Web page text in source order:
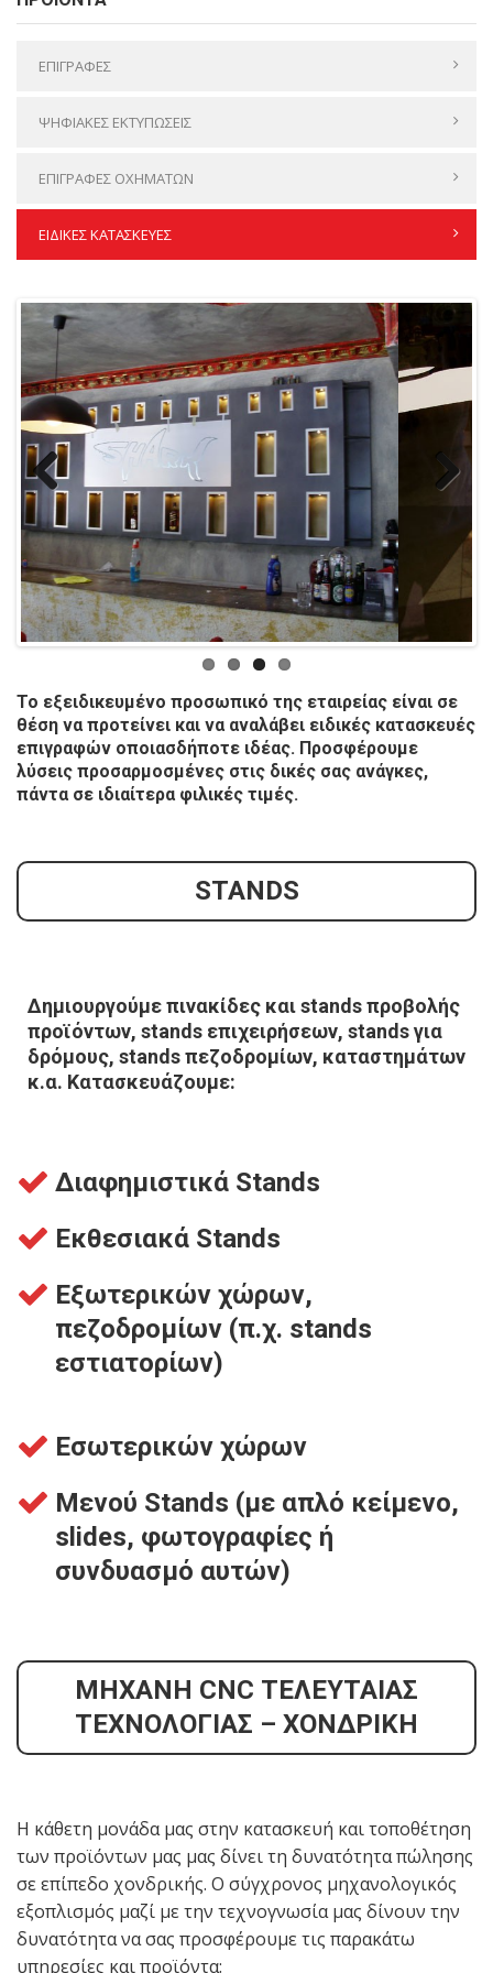
ΕΠΙΓΡΑΦΕΣ
ΨΗΦΙΑΚΕΣ ΕΚΤΥΠΩΣΕΙΣ
ΕΠΙΓΡΑΦΕΣ ΟΧΗΜΑΤΩΝ
ΕΙΔΙΚΕΣ ΚΑΤΑΣΚΕΥΕΣ
Previ
ous
Next
Το εξειδικευμένο προσωπικό της εταιρείας είναι σε
θέση να προτείνει και να αναλάβει ειδικές κατασκευές
επιγραφών οποιασδήποτε ιδέας. Προσφέρουμε
λύσεις προσαρμοσμένες στις δικές σας ανάγκες,
πάντα σε ιδιαίτερα φιλικές τιμές.
STANDS
Δημιουργούμε πινακίδες και stands προβολής
προϊόντων, stands επιχειρήσεων, stands για
δρόμους, stands πεζοδρομίων, καταστημάτων
κ.α. Κατασκευάζουμε:
Διαφημιστικά Stands
Εκθεσιακά Stands
Εξωτερικών χώρων,
πεζοδρομίων (π.χ. stands
εστιατορίων)
Εσωτερικών χώρων
Μενού Stands (με απλό κείμενο,
slides, φωτογραφίες ή
συνδυασμό αυτών)
ΜΗΧΑΝΗ CNC ΤΕΛΕΥΤΑΙΑΣ
ΤΕΧΝΟΛΟΓΙΑΣ – ΧΟΝΔΡΙΚΗ
Η κάθετη μονάδα μας στην κατασκευή και τοποθέτηση
των προϊόντων μας μας δίνει τη δυνατότητα πώλησης
σε επίπεδο χονδρικής. Ο σύγχρονος μηχανολογικός
εξοπλισμός μαζί με την τεχνογνωσία μας δίνουν την
δυνατότητα να σας προσφέρουμε τις παρακάτω
υπηρεσίες και προϊόντα: